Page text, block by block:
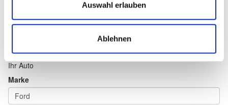
Auswahl erlauben
Ablehnen
Email
Ihr Auto
Marke